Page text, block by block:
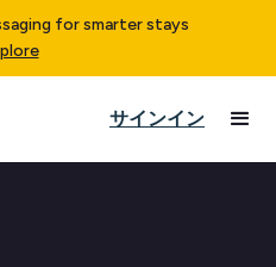
for smarter stays
サインイン